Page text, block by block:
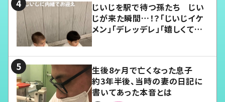
じいじを駅で待つ孫たち じい
じが来た瞬間…！？「じいじイケ
メン」「デレッデレ」「嬉しくて可
生後8ヶ月で亡くなった息子
約3年半後、当時の妻の日記に
書いてあった本音とは